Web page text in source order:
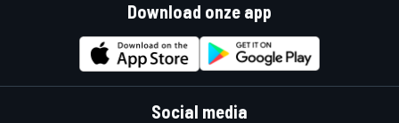
Download onze app
Social media